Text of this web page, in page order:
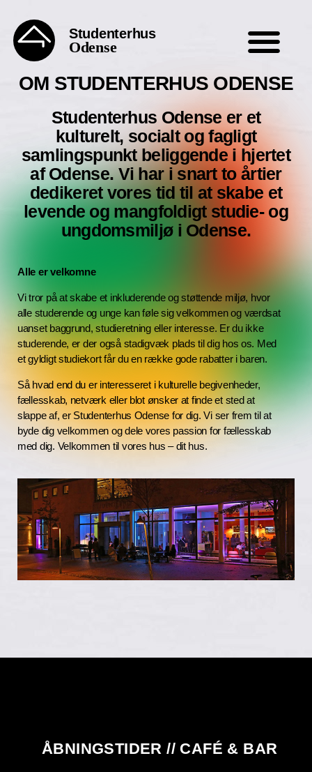
Studenterhus
Odense
OM STUDENTERHUS ODENSE
Studenterhus Odense er et
kulturelt, socialt og fagligt
samlingspunkt beliggende i hjertet
af Odense. Vi har i snart to årtier
dedikeret vores tid til at skabe et
levende og mangfoldigt studie- og
ungdomsmiljø i Odense.
Alle er velkomne
Vi tror på at skabe et inkluderende og støttende miljø, hvor
alle studerende og unge kan føle sig velkommen og værdsat
uanset baggrund, studieretning eller interesse. Er du ikke
studerende, er der også stadigvæk plads til dig hos os. Med
et gyldigt studiekort får du en række gode rabatter i baren.
Så hvad end du er interesseret i kulturelle begivenheder,
fællesskab, netværk eller blot ønsker at finde et sted at
slappe af, er Studenterhus Odense for dig. Vi ser frem til at
byde dig velkommen og dele vores passion for fællesskab
med dig. Velkommen til vores hus – dit hus.
ÅBNINGSTIDER // CAFÉ & BAR